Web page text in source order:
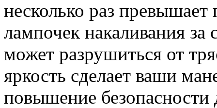
несколько раз
лампочек накаливания за
может разрушиться от
яркость сделает ваши
повышение безопасности